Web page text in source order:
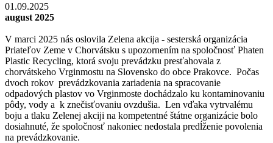
01.09.2025
august 2025
V marci 2025 nás oslovila Zelena akcija - sesterská organizácia
Priateľov Zeme v Chorvátsku s upozornením na spoločnosť Phaten
Plastic Recycling, ktorá svoju prevádzku presťahovala z
chorvátskeho Vrginmostu na Slovensko do obce Prakovce. Počas
dvoch rokov prevádzkovania zariadenia na spracovanie
odpadových plastov vo Vrginmoste dochádzalo ku kontaminovaniu
pôdy, vody a k znečisťovaniu ovzdušia. Len vďaka vytrvalému
boju a tlaku Zelenej akciji na kompetentné štátne organizácie bolo
dosiahnuté, že spoločnosť nakoniec nedostala predĺženie povolenia
na prevádzkovanie.